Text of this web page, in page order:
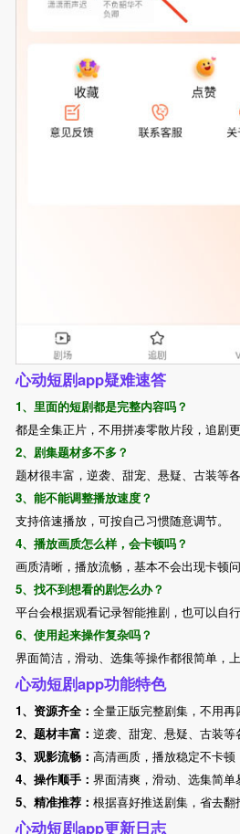
心动短剧app疑难速答
1、里面的短剧都是完整内容吗？
都是全集正片，不用拼凑零散片段，追剧更
2、剧集题材多不多？
题材很丰富，逆袭、甜宠、悬疑、古装等各
3、能不能调整播放速度？
支持倍速播放，可按自己习惯随意调节。
4、播放画质怎么样，会卡顿吗？
画质清晰，播放流畅，基本不会出现卡顿问
5、找不到想看的剧怎么办？
平台会根据观看记录智能推剧，也可以自
6、使用起来操作复杂吗？
界面简洁，滑动、选集等操作都很简单，上
心动短剧app功能特色
1、资源齐全： 全量正版完整剧集，不用再
2、题材丰富： 逆袭、甜宠、悬疑、古装等
3、观影流畅： 高清画质，播放稳定不卡顿
4、操作顺手： 界面清爽，滑动、选集简单
5、精准推荐： 根据喜好推送剧集，省去翻
心动短剧app更新日志